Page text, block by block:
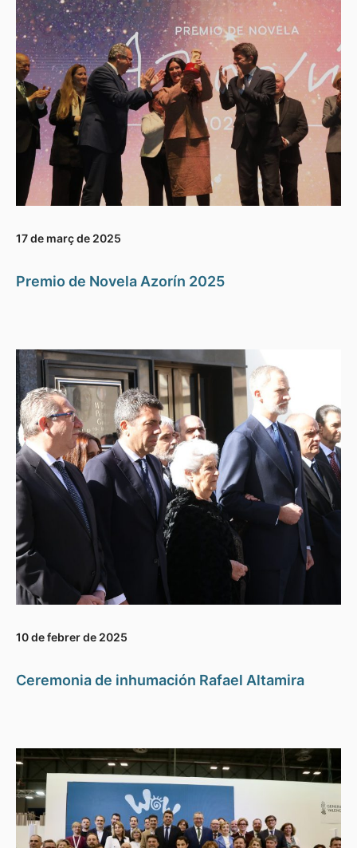
17 de març de 2025
Premio de Novela Azorín 2025
10 de febrer de 2025
Ceremonia de inhumación Rafael Altamira